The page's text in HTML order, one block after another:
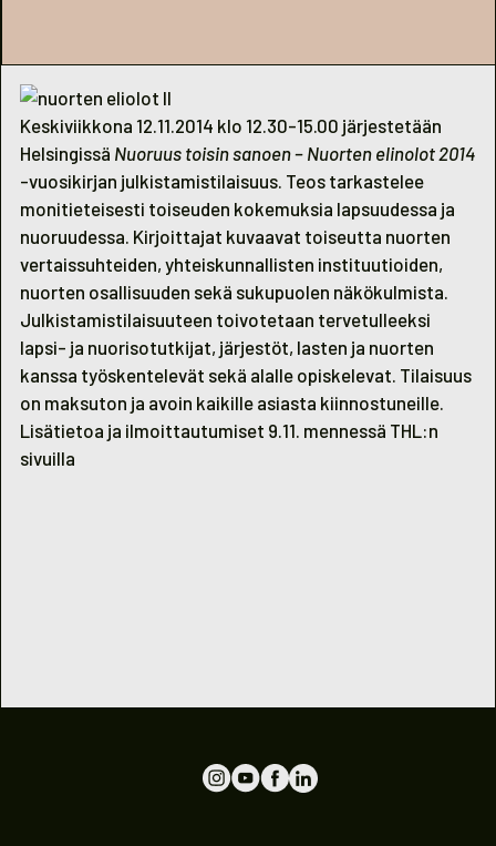
Keskiviikkona 12.11.2014 klo 12.30-15.00 järjestetään
Helsingissä Nuoruus toisin sanoen – Nuorten elinolot 2014
-vuosikirjan julkistamistilaisuus. Teos tarkastelee
monitieteisesti toiseuden kokemuksia lapsuudessa ja
nuoruudessa. Kirjoittajat kuvaavat toiseutta nuorten
vertaissuhteiden, yhteiskunnallisten instituutioiden,
nuorten osallisuuden sekä sukupuolen näkökulmista.
Julkistamistilaisuuteen toivotetaan tervetulleeksi
lapsi- ja nuorisotutkijat, järjestöt, lasten ja nuorten
kanssa työskentelevät sekä alalle opiskelevat. Tilaisuus
on maksuton ja avoin kaikille asiasta kiinnostuneille.
Lisätietoa ja ilmoittautumiset 9.11. mennessä THL:n
sivuilla